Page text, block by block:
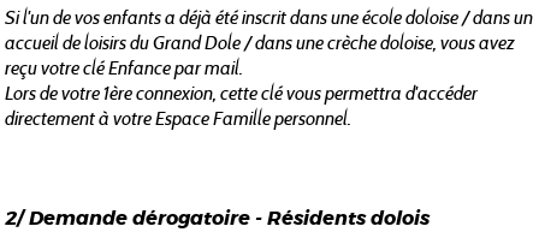
Si l'un de vos enfants a déjà été inscrit dans une école doloise / dans un
accueil de loisirs du Grand Dole / dans une crèche doloise, vous avez
reçu votre clé Enfance par mail.
Lors de votre 1ère connexion, cette clé vous permettra d'accéder
directement à votre Espace Famille personnel.
2/ Demande dérogatoire - Résidents dolois